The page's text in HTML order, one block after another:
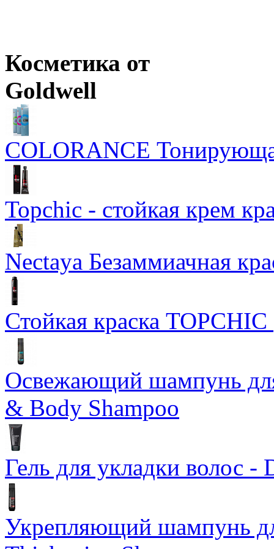
Косметика от
Goldwell
COLORANCE
Topchic - стойкая крем
Nectaya Безаммиачная
Стойкая краска
Освежающий шампунь
& Body Shampoo
Гель для укладки волос -
Укрепляющий шампунь